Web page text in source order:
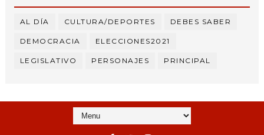
AL DÍA CULTURA/DEPORTES DEBES SABER
DEMOCRACIA ELECCIONES2021
LEGISLATIVO PERSONAJES PRINCIPAL